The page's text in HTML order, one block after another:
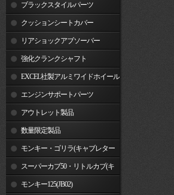
ブラックスタイルパーツ
クッションシートカバー
リアショックアブソーバー
強化クランクシャフト
EXCEL社製アルミワイドホイール
リム エンジンサポートパーツ
アウトレット製品
数量限定製品
モンキー・ゴリラ(キャブレター
車) スーパーカブ50・リトルカブ(キ
ャブレター車)
モンキー125(JB02)